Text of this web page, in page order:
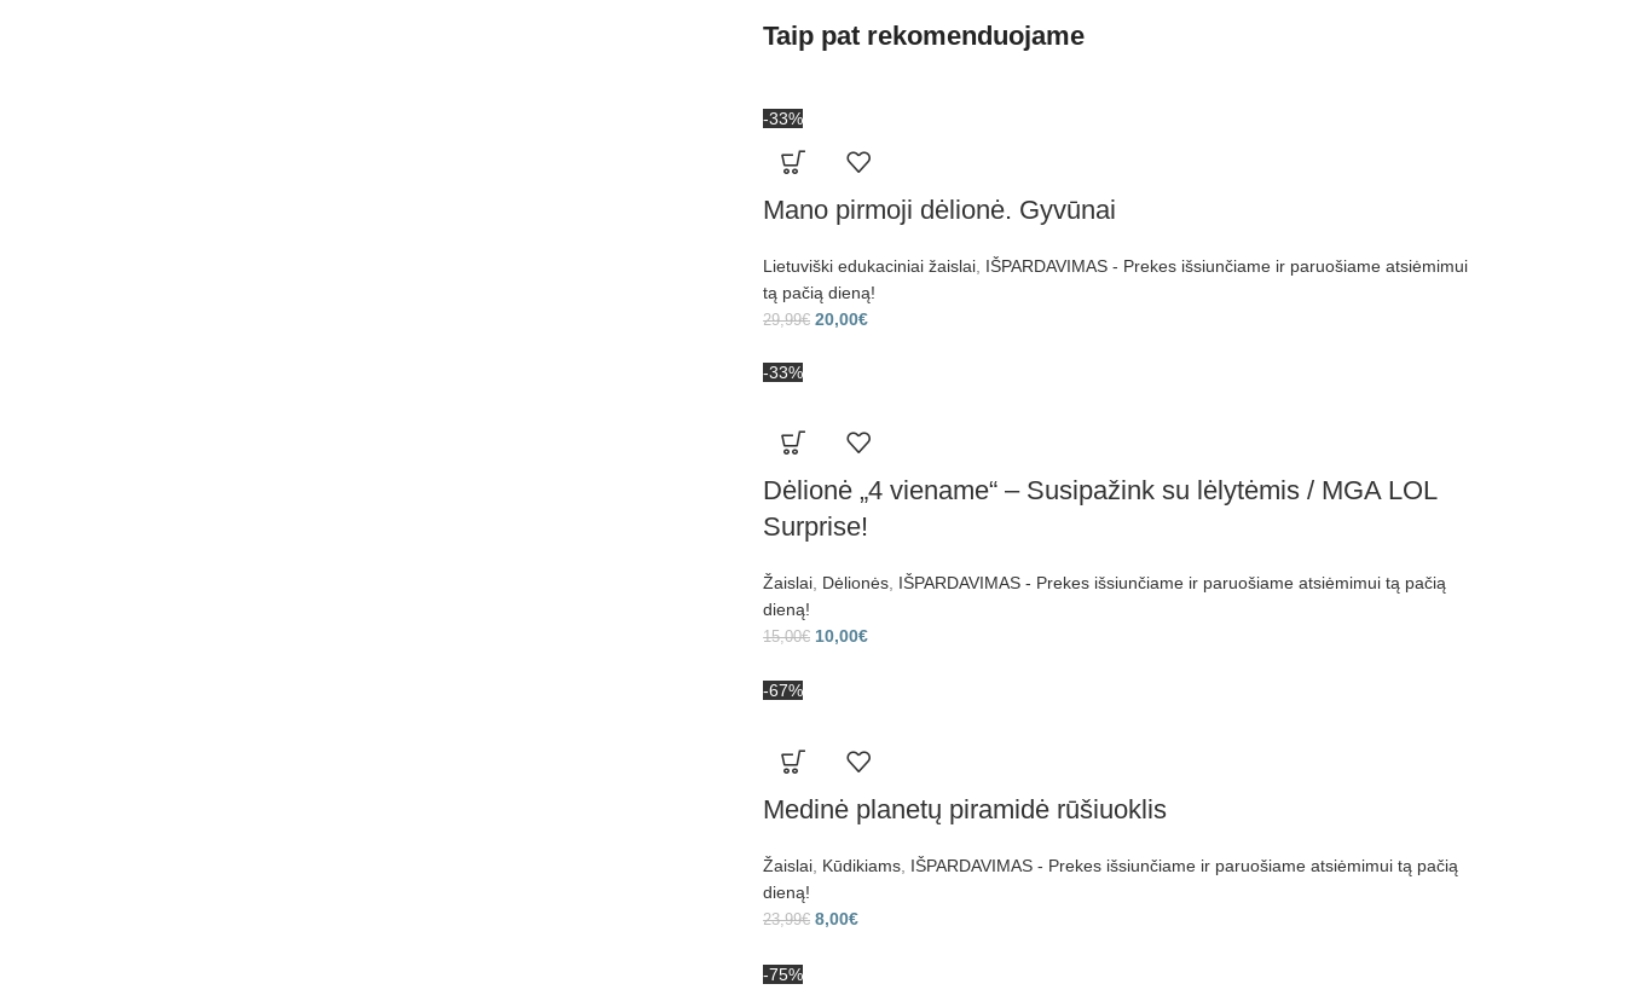
Taip pat rekomenduojame
-33%
Mano pirmoji dėlionė. Gyvūnai
Lietuviški edukaciniai žaislai IŠPARDAVIMAS - Prekes išsiunčiame ir paruošiame atsiėmimui
tą pačią dieną!
29,99€ 20,00€
-33%
Dėlionė „4 viename“ – Susipažink su lėlytėmis / MGA LOL
Surprise!
Žaislai Dėlionės IŠPARDAVIMAS - Prekes išsiunčiame ir paruošiame atsiėmimui tą pačią
dieną!
15,00€ 10,00€
-67%
Medinė planetų piramidė rūšiuoklis
Žaislai, Kūdikiams, IŠPARDAVIMAS - Prekes išsiunčiame ir paruošiame atsiėmimui tą pačią
dieną!
23,99€ 8,00€
-75%